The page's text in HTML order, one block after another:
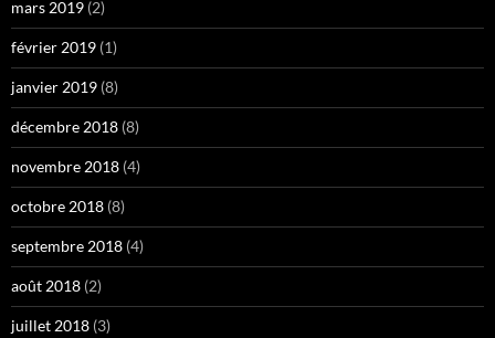
mars 2019 (2)
février 2019 (1)
janvier 2019 (8)
décembre 2018 (8)
novembre 2018 (4)
octobre 2018 (8)
septembre 2018 (4)
août 2018 (2)
juillet 2018 (3)